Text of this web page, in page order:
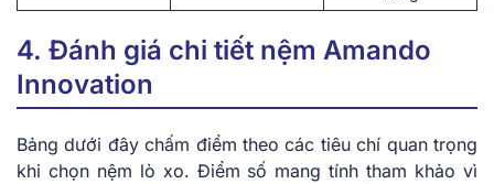
4. Đánh giá chi tiết nệm Amando
Innovation
Bảng dưới đây chấm điểm theo các tiêu chí quan trọng
khi chọn nệm lò xo. Điểm số mang tính tham khảo vì